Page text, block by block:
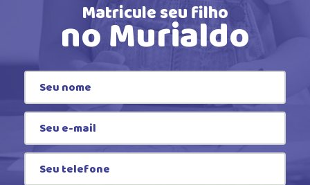
Matricule seu filho
no Murialdo